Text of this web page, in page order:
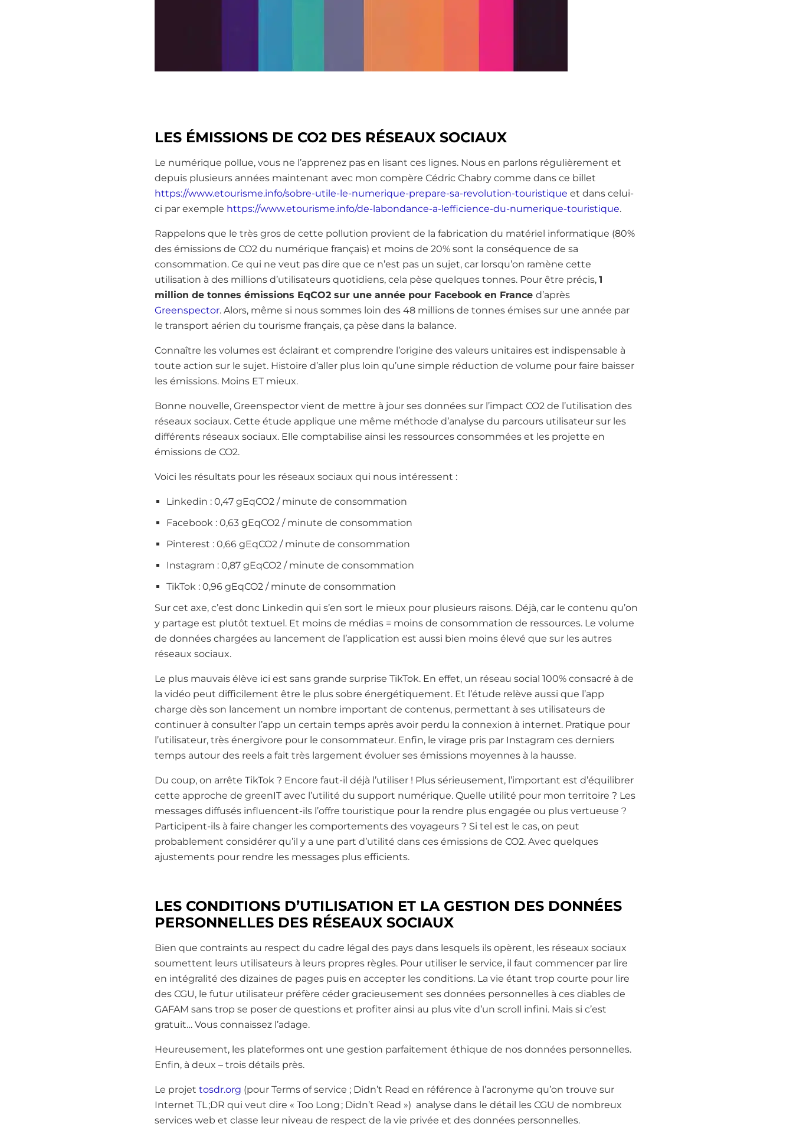
LES ÉMISSIONS DE CO2 DES RÉSEAUX SOCIAUX
Le numérique pollue, vous ne l’apprenez pas en lisant ces lignes. Nous en parlons régulièrement et
depuis plusieurs années maintenant avec mon compère Cédric Chabry comme dans ce billet
https://www.etourisme.info/sobre-utile-le-numerique-prepare-sa-revolution-touristique et dans celui-
ci par exemple https://www.etourisme.info/de-labondance-a-lefficience-du-numerique-touristique.
Rappelons que le très gros de cette pollution provient de la fabrication du matériel informatique (80%
des émissions de CO2 du numérique français) et moins de 20% sont la conséquence de sa
consommation. Ce qui ne veut pas dire que ce n’est pas un sujet, car lorsqu’on ramène cette
utilisation à des millions d’utilisateurs quotidiens, cela pèse quelques tonnes. Pour être précis, 1
million de tonnes émissions EqCO2 sur une année pour Facebook en France d’après
Greenspector. Alors, même si nous sommes loin des 48 millions de tonnes émises sur une année par
le transport aérien du tourisme français, ça pèse dans la balance.
Connaître les volumes est éclairant et comprendre l’origine des valeurs unitaires est indispensable à
toute action sur le sujet. Histoire d’aller plus loin qu’une simple réduction de volume pour faire baisser
les émissions. Moins ET mieux.
Bonne nouvelle, Greenspector vient de mettre à jour ses données sur l’impact CO2 de l’utilisation des
réseaux sociaux. Cette étude applique une même méthode d’analyse du parcours utilisateur sur les
différents réseaux sociaux. Elle comptabilise ainsi les ressources consommées et les projette en
émissions de CO2.
Voici les résultats pour les réseaux sociaux qui nous intéressent :
Linkedin : 0,47 gEqCO2 / minute de consommation
Facebook : 0,63 gEqCO2 / minute de consommation
Pinterest : 0,66 gEqCO2 / minute de consommation
Instagram : 0,87 gEqCO2 / minute de consommation
TikTok : 0,96 gEqCO2 / minute de consommation
Sur cet axe, c’est donc Linkedin qui s’en sort le mieux pour plusieurs raisons. Déjà, car le contenu qu’on
y partage est plutôt textuel. Et moins de médias = moins de consommation de ressources. Le volume
de données chargées au lancement de l’application est aussi bien moins élevé que sur les autres
réseaux sociaux.
Le plus mauvais élève ici est sans grande surprise TikTok. En effet, un réseau social 100% consacré à de
la vidéo peut difficilement être le plus sobre énergétiquement. Et l’étude relève aussi que l’app
charge dès son lancement un nombre important de contenus, permettant à ses utilisateurs de
continuer à consulter l’app un certain temps après avoir perdu la connexion à internet. Pratique pour
l’utilisateur, très énergivore pour le consommateur. Enfin, le virage pris par Instagram ces derniers
temps autour des reels a fait très largement évoluer ses émissions moyennes à la hausse.
Du coup, on arrête TikTok ? Encore faut-il déjà l’utiliser ! Plus sérieusement, l’important est d’équilibrer
cette approche de greenIT avec l’utilité du support numérique. Quelle utilité pour mon territoire ? Les
messages diffusés influencent-ils l’offre touristique pour la rendre plus engagée ou plus vertueuse ?
Participent-ils à faire changer les comportements des voyageurs ? Si tel est le cas, on peut
probablement considérer qu’il y a une part d’utilité dans ces émissions de CO2. Avec quelques
ajustements pour rendre les messages plus efficients.
LES CONDITIONS D’UTILISATION ET LA GESTION DES DONNÉES
PERSONNELLES DES RÉSEAUX SOCIAUX
Bien que contraints au respect du cadre légal des pays dans lesquels ils opèrent, les réseaux sociaux
soumettent leurs utilisateurs à leurs propres règles. Pour utiliser le service, il faut commencer par lire
en intégralité des dizaines de pages puis en accepter les conditions. La vie étant trop courte pour lire
des CGU, le futur utilisateur préfère céder gracieusement ses données personnelles à ces diables de
GAFAM sans trop se poser de questions et profiter ainsi au plus vite d’un scroll infini. Mais si c’est
gratuit… Vous connaissez l’adage.
Heureusement, les plateformes ont une gestion parfaitement éthique de nos données personnelles.
Enfin, à deux – trois détails près.
Le projet tosdr.org (pour Terms of service ; Didn’t Read en référence à l’acronyme qu’on trouve sur
Internet TL ;DR qui veut dire « Too Long ; Didn’t Read ») analyse dans le détail les CGU de nombreux
services web et classe leur niveau de respect de la vie privée et des données personnelles.